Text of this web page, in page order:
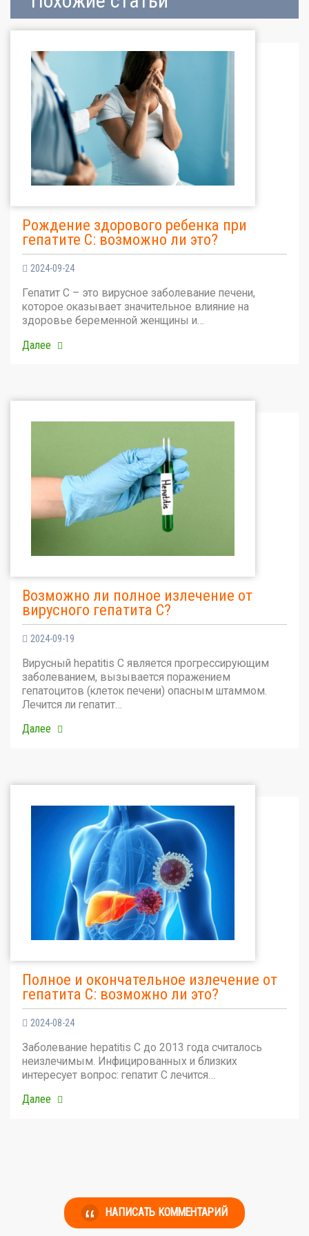
Рождение здорового ребенка при
гепатите С: возможно ли это?
2024-09-24
Гепатит С – это вирусное заболевание печени,
которое оказывает значительное влияние на
здоровье беременной женщины и…
Далее
Возможно ли полное излечение от
вирусного гепатита С?
2024-09-19
Вирусный hepatitis C является прогрессирующим
заболеванием, вызывается поражением
гепатоцитов (клеток печени) опасным штаммом.
Лечится ли гепатит…
Далее
Полное и окончательное излечение от
гепатита С: возможно ли это?
2024-08-24
Заболевание hepatitis C до 2013 года считалось
неизлечимым. Инфицированных и близких
интересует вопрос: гепатит С лечится…
Далее
НАПИСАТЬ КОММЕНТАРИЙ